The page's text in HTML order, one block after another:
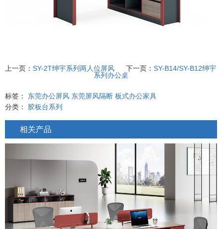
上一页： SY-2T绅宇系列两人位屏风 下一页： SY-B14/SY-B12绅宇
系列办公桌
标签： 东莞办公屏风 东莞屏风隔断 板式办公家具
分类： 胶板台系列
相关产品